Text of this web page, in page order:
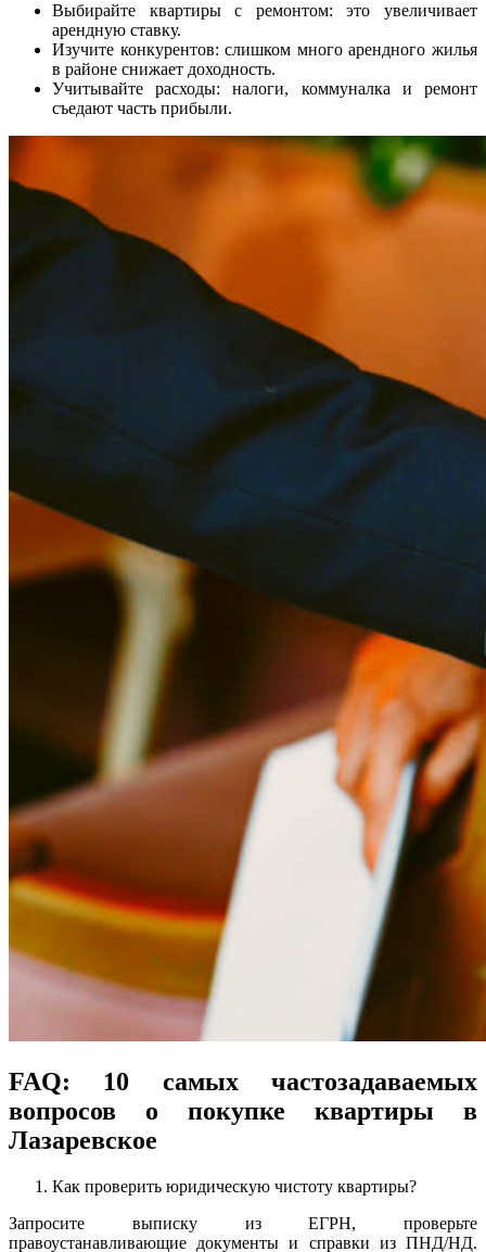
Выбирайте квартиры с ремонтом: это увеличивает
арендную ставку.
Изучите конкурентов: слишком много арендного жилья
в районе снижает доходность.
Учитывайте расходы: налоги, коммуналка и ремонт
съедают часть прибыли.
FAQ: 10 самых частозадаваемых
вопросов о покупке квартиры в
Лазаревское
Как проверить юридическую чистоту квартиры?
Запросите выписку из ЕГРН, проверьте
правоустанавливающие документы и справки из ПНД/НД.